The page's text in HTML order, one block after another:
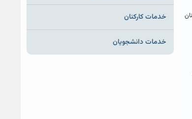
خدمات کارکنان
خدمات دانشجویان